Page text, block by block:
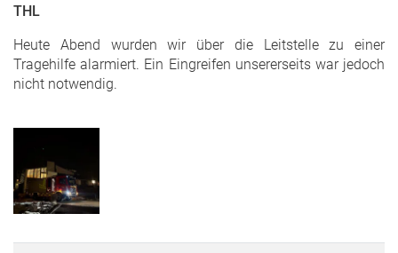
THL
Heute Abend wurden wir über die Leitstelle zu einer
Tragehilfe alarmiert. Ein Eingreifen unsererseits war jedoch
nicht notwendig.